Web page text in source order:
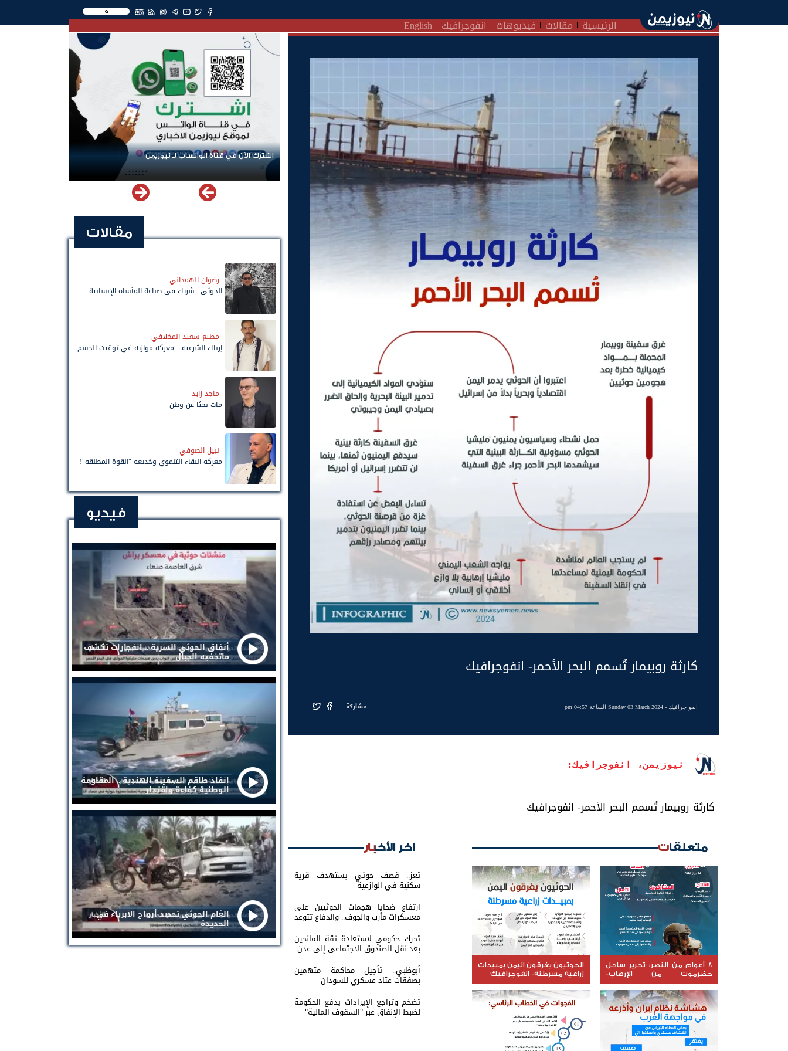
EN
الرئيسية مقالات فيديوهات انفوجرافيك English
كارثة روبيمار تُسمم البحر الأحمر- انفوجرافيك
انفو جرافيك- Sunday 03 March 2024 الساعة 04:57 pm مشاركة
نيوزيمن، انفوجرافيك:
كارثة روبيمار تُسمم البحر الأحمر- انفوجرافيك
متعلقات
8 أعوام من النصر: تحرير ساحل
حضرموت من الإرهاب-
انفوجرافيك
الحوثيون يغرقون اليمن بمبيدات
زراعية مسرطنة- انفوجرافيك
اخر الأخبار
تعز.. قصف حوثي يستهدف قرية
سكنية في الوازعية
ارتفاع ضحايا هجمات الحوثيين على
معسكرات مأرب والجوف.. والدفاع تتوعد
تحرك حكومي لاستعادة ثقة المانحين
بعد نقل الصندوق الاجتماعي إلى عدن
أبوظبي.. تأجيل محاكمة متهمين
بصفقات عتاد عسكري للسودان
تضخم وتراجع الإيرادات يدفع الحكومة
لضبط الإنفاق عبر "السقوف المالية"
اشترك الآن في قناة الواتساب لـ نيوزيمن
مقالات
رضوان الهمداني
الحوثي.. شريك في صناعة المأساة الإنسانية
مطيع سعيد المخلافي
إرباك الشرعية... معركة موازية في توقيت الحسم
ماجد زايد
مات بحثًا عن وطن
نبيل الصوفي
معركة البقاء التنموي وخديعة "القوة المطلقة"!
فيديو
أنفاق الحوثي السرية .. انفجارات تكشف
ماتخفيه الجبال
إنقاذ طاقم السفينة الهندية .. المقاومة
الوطنية كفاءة واقتدار
الغام الحوثي تحصد أرواح الأبرياء في
الحديدة